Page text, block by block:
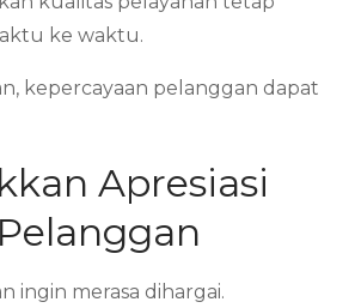
ke waktu.
kepercayaan pelanggan dapat
Apresiasi
ingin merasa dihargai.